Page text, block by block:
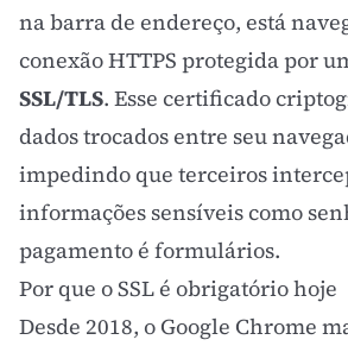
na barra de endereço, está
conexão HTTPS protegida por
SSL/TLS. Esse certificado
dados trocados entre seu
impedindo que terceiros
informações sensíveis como
pagamento é formulários.
Por que o SSL é obrigatório hoje
Desde 2018, o Google Chrome